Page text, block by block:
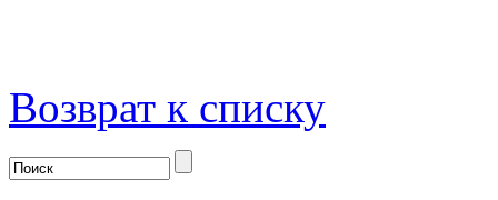
Возврат к списку